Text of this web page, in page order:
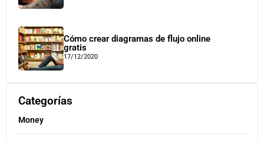
Cómo crear diagramas de flujo online
gratis
17/12/2020
Categorías
Money